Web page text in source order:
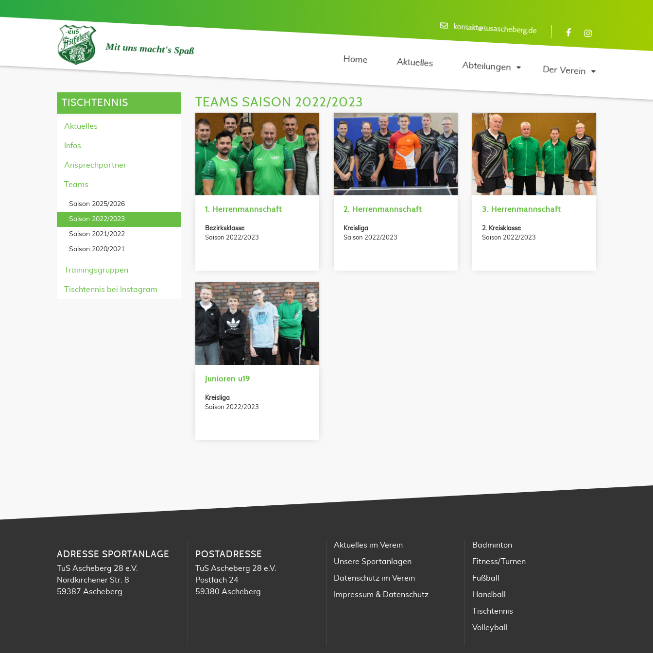
kontakt@tusascheberg.de
Mit uns macht's Spaß
Home Aktuelles Abteilungen Der Verein
TEAMS SAISON 2022/2023
1. Herrenmannschaft
Bezirksklasse
Saison 2022/2023
2. Herrenmannschaft
Kreisliga
Saison 2022/2023
3. Herrenmannschaft
2. Kreisklasse
Saison 2022/2023
Junioren u19
Kreisliga
Saison 2022/2023
TISCHTENNIS
Aktuelles
Infos
Ansprechpartner
Teams
Saison 2025/2026
Saison 2022/2023
Saison 2021/2022
Saison 2020/2021
Trainingsgruppen
Tischtennis bei Instagram
ADRESSE SPORTANLAGE
TuS Ascheberg 28 e.V.
Nordkirchener Str. 8
59387 Ascheberg
POSTADRESSE
TuS Ascheberg 28 e.V.
Postfach 24
59380 Ascheberg
Aktuelles im Verein
Unsere Sportanlagen
Datenschutz im Verein
Impressum & Datenschutz
Badminton
Fitness/Turnen
Fußball
Handball
Tischtennis
Volleyball